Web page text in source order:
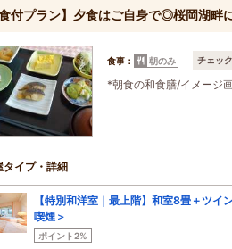
付プラン】夕食はご自身で◎桜岡湖畔
食事： 朝のみ チェッ
*朝食の和食膳/イメージ
タイプ・詳細
【特別和洋室｜最上階】和室8畳＋ツイ
喫煙＞
ポイント2%